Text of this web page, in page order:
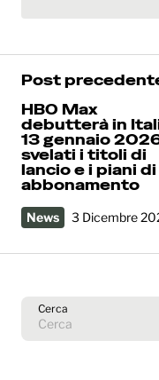
Post
HBO Max
debutterà in
13 gennaio
svelati i titoli di
lancio e i piani di
abbonamento
News 3 Dicembre
Cerca